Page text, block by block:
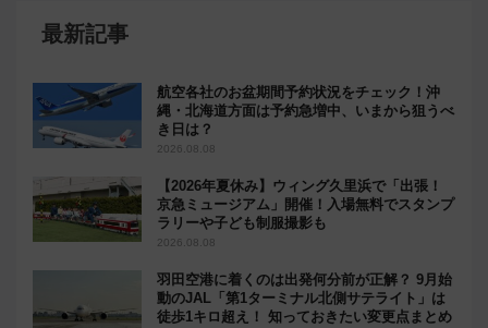
最新記事
航空各社のお盆期間予約状況をチェック！沖
縄・北海道方面は予約急増中、いまから狙うべ
き日は？
2026.08.08
【2026年夏休み】ウィング久里浜で「出張！
京急ミュージアム」開催！入場無料でスタンプ
ラリーや子ども制服撮影も
2026.08.08
羽田空港に着くのは出発何分前が正解？ 9月始
動のJAL「第1ターミナル北側サテライト」は
徒歩1キロ超え！ 知っておきたい変更点まとめ